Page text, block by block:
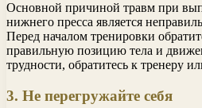
Основной причиной травм при
нижнего пресса является
Перед началом тренировки
правильную позицию тела и
трудности, обратитесь к тренеру
3. Не перегружайте себя